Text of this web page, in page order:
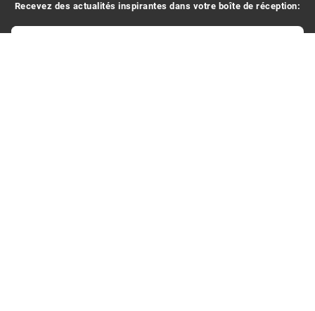
Recevez des actualités inspirantes dans votre boîte de réception: